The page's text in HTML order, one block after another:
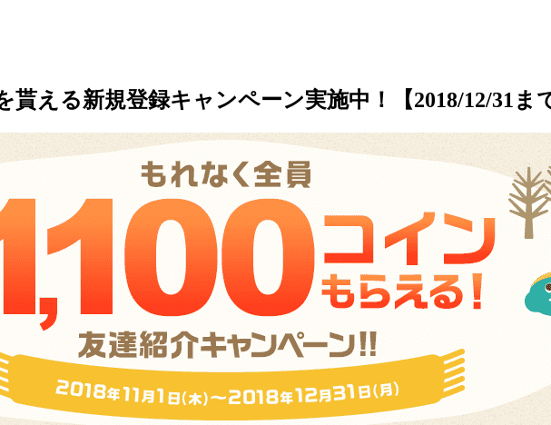
貰える新規登録キャンペーン実施中！【2018/12/31ま